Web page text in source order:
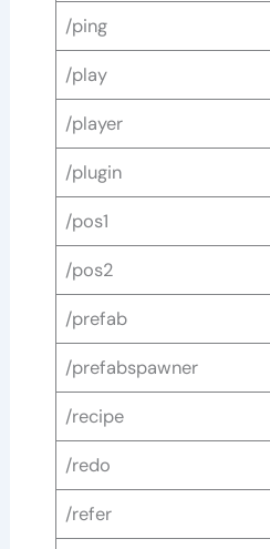
/ping
/play
/player
/plugin
/pos1
/pos2
/prefab
/prefabspawner
/recipe
/redo
/refer